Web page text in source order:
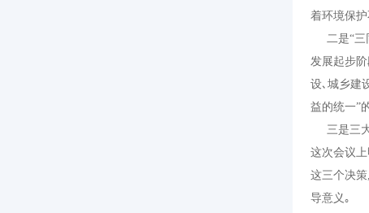
着环境保
二是“三
发展起步
设､城乡建
益的统一”
三是三
这次会议
这三个决策
导意义｡